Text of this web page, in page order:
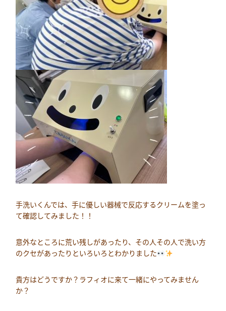
手洗いくんでは、手に優しい器械で反応するクリームを塗っ
て確認してみました！！
意外なところに荒い残しがあったり、その人その人で洗い方
のクセがあったりといろいろとわかりました
貴方はどうですか？ラフィオに来て一緒にやってみません
か？